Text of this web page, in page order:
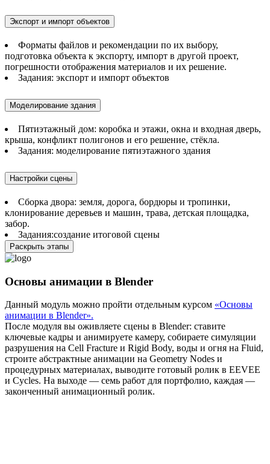
Экспорт и импорт объектов
Форматы файлов и рекомендации по их выбору,
подготовка объекта к экспорту, импорт в другой проект,
погрешности отображения материалов и их решение.
Задания: экспорт и импорт объектов
Моделирование здания
Пятиэтажный дом: коробка и этажи, окна и входная дверь,
крыша, конфликт полигонов и его решение, стёкла.
Задания: моделирование пятиэтажного здания
Настройки сцены
Сборка двора: земля, дорога, бордюры и тропинки,
клонирование деревьев и машин, трава, детская площадка,
забор.
Задания:создание итоговой сцены
Раскрыть этапы
Основы анимации в Blender
Данный модуль можно пройти отдельным курсом «Основы
анимации в Blender».
После модуля вы оживляете сцены в Blender: ставите
ключевые кадры и анимируете камеру, собираете симуляции
разрушения на Cell Fracture и Rigid Body, воды и огня на Fluid,
строите абстрактные анимации на Geometry Nodes и
процедурных материалах, выводите готовый ролик в EEVEE
и Cycles. На выходе — семь работ для портфолио, каждая —
законченный анимационный ролик.